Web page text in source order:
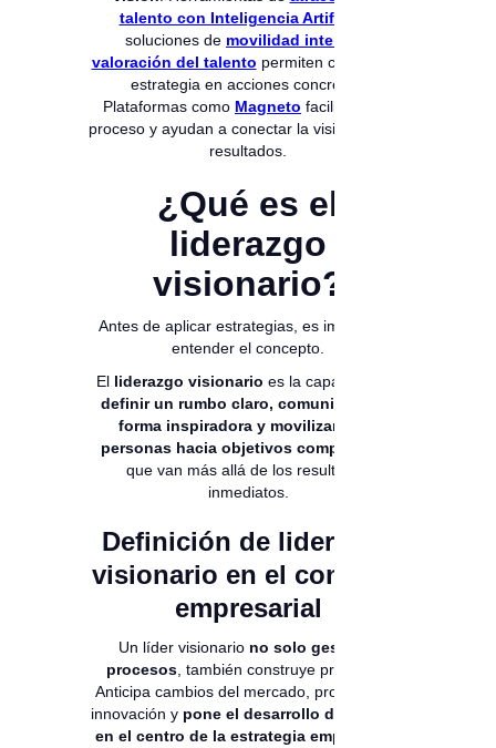
talento con Inteligencia Artificial
soluciones de movilidad interna y
valoración del talento permiten convertir la
estrategia en acciones concretas.
Plataformas como Magneto facilitan este
proceso y ayudan a conectar la visión con los
resultados.
¿Qué es el
liderazgo
visionario?
Antes de aplicar estrategias, es importante
entender el concepto.
El liderazgo visionario es la capacidad de
definir un rumbo claro, comunicarlo de
forma inspiradora y movilizar a las
personas hacia objetivos compartidos
que van más allá de los resultados
inmediatos.
Definición de liderazgo
visionario en el contexto
empresarial
Un líder visionario no solo gestiona
procesos , también construye propósito.
Anticipa cambios del mercado, promueve la
innovación y pone el desarrollo del talento
en el centro de la estrategia empresarial